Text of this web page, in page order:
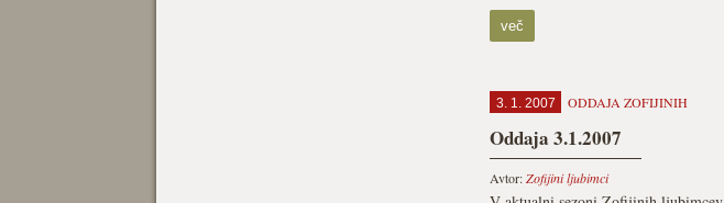
več
3. 1. 2007 ODDAJA ZOFIJINIH
Oddaja 3.1.2007
Avtor:Zofijini ljubimci